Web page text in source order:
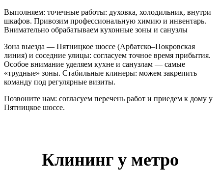
Выполняем: точечные работы: духовка, холодильник, внутри
шкафов. Привозим профессиональную химию и инвентарь.
Внимательно обрабатываем кухонные зоны и санузлы
Зона выезда — Пятницкое шоссе (Арбатско–Покровская
линия) и соседние улицы: согласуем точное время прибытия.
Особое внимание уделяем кухне и санузлам — самые
«трудные» зоны. Стабильные клинеры: можем закрепить
команду под регулярные визиты.
Позвоните нам: согласуем перечень работ и приедем к дому у
Пятницкое шоссе.
Клининг у метро